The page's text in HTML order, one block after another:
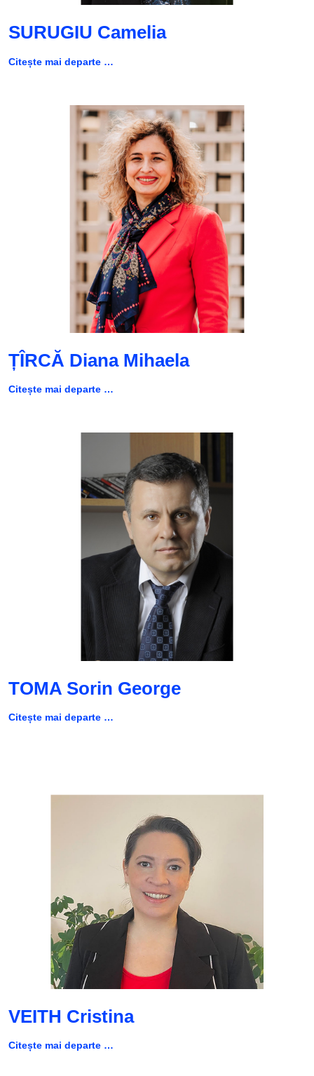
SURUGIU Camelia
Citește mai departe …
ȚÎRCĂ Diana Mihaela
Citește mai departe …
TOMA Sorin George
Citește mai departe …
VEITH Cristina
Citește mai departe …